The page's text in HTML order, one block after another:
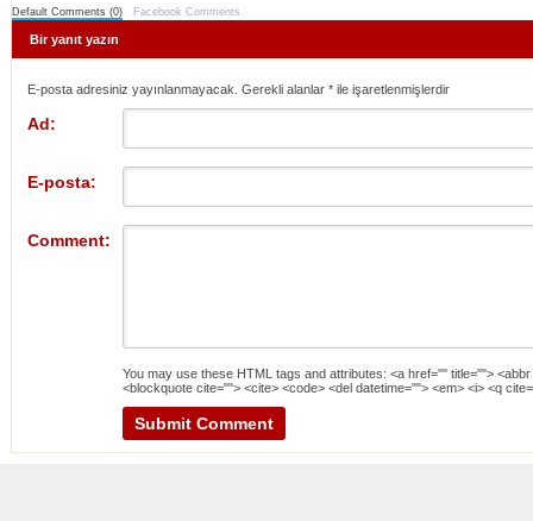
Default Comments (0) Facebook Comments
Bir yanıt yazın
E-posta adresiniz yayınlanmayacak. Gerekli alanlar * ile işaretlenmişlerdir
Ad:
E-posta:
Comment:
You may use these HTML tags and attributes: <a href="" title="">
<blockquote cite=""> <cite> <code> <del datetime=""> <em> <i> <q